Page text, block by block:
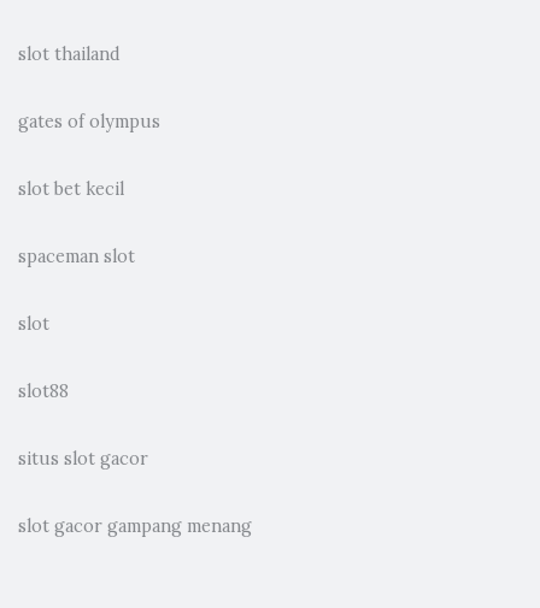
slot thailand
gates of olympus
slot bet kecil
spaceman slot
slot
slot88
situs slot gacor
slot gacor gampang menang